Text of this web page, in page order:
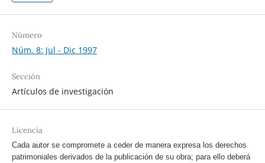
Número
Núm. 8: Jul - Dic 1997
Sección
Artículos de investigación
Licencia
Cada autor se compromete a ceder de manera expresa los derechos
patrimoniales derivados de la publicación de su obra; para ello deberá